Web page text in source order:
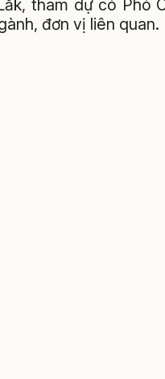
tham dự có Phó
đơn vị liên quan.